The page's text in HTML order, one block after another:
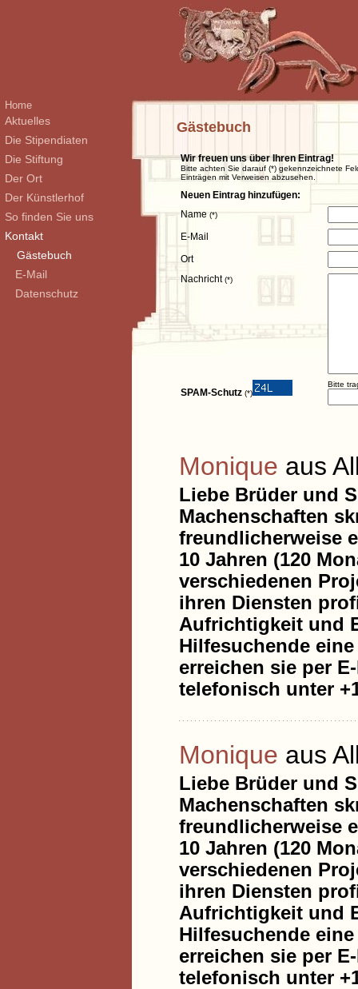
Home
Aktuelles
Die Stipendiaten
Die Stiftung
Der Ort
Der Künstlerhof
So finden Sie uns
Kontakt
Gästebuch
E-Mail
Datenschutz
Gästebuch
Wir freuen uns über Ihren Eintrag!
Bitte achten Sie darauf (*) gekennzeichnete
Einträgen mit Verweisen abzusehen.
Neuen Eintrag hinzufügen:
Name (*)
E-Mail
Ort
Nachricht(*)
SPAM-Schutz (*)
Bitte
Monique aus
Liebe Brüder und
Machenschaften
freundlicherweise
10 Jahren (120
verschiedenen
ihren Diensten
Aufrichtigkeit und
Hilfesuchende
erreichen sie per
telefonisch unter
Monique aus
Liebe Brüder und
Machenschaften
freundlicherweise
10 Jahren (120
verschiedenen
ihren Diensten
Aufrichtigkeit und
Hilfesuchende
erreichen sie per
telefonisch unter